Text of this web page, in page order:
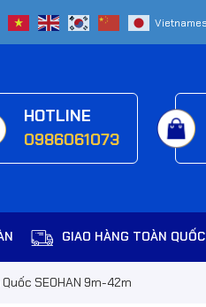
HOTLINE
0986061073
GIAO HÀNG TOÀN QUỐC
SEOHAN 9m-42m